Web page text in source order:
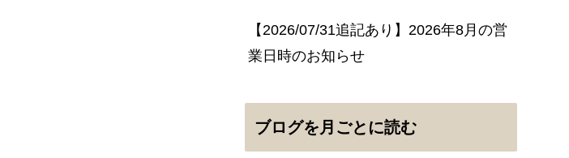
【2026/07/31追記あり】2026年8月の営
業日時のお知らせ
ブログを月ごとに読む